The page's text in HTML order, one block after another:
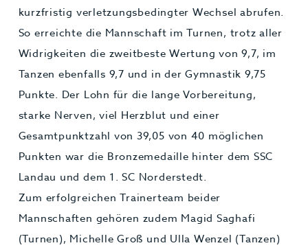
kurzfristig verletzungsbedingter Wechsel abrufen.
So erreichte die Mannschaft im Turnen, trotz aller
Widrigkeiten die zweitbeste Wertung von 9,7, im
Tanzen ebenfalls 9,7 und in der Gymnastik 9,75
Punkte. Der Lohn für die lange Vorbereitung,
starke Nerven, viel Herzblut und einer
Gesamtpunktzahl von 39,05 von 40 möglichen
Punkten war die Bronzemedaille hinter dem SSC
Landau und dem 1. SC Norderstedt.
Zum erfolgreichen Trainerteam beider
Mannschaften gehören zudem Magid Saghafi
(Turnen), Michelle Groß und Ulla Wenzel (Tanzen)